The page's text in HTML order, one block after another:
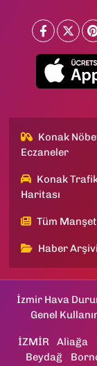
Konak
Eczaneler
Konak
Haritası
Tüm
Haber Arşivi
İzmir Hava
Genel
İZMİR Aliağa
Beydağ